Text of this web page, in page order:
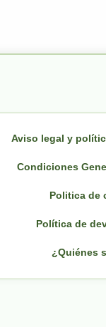
Aviso legal y
Condiciones
Politica de
Política de
¿Quiénes